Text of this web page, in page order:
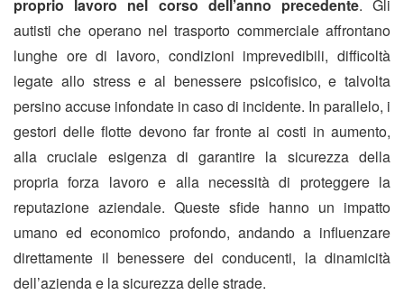
proprio lavoro nel corso dell’anno precedente. Gli
autisti che operano nel trasporto commerciale affrontano
lunghe ore di lavoro, condizioni imprevedibili, difficoltà
legate allo stress e al benessere psicofisico, e talvolta
persino accuse infondate in caso di incidente. In parallelo, i
gestori delle flotte devono far fronte ai costi in aumento,
alla cruciale esigenza di garantire la sicurezza della
propria forza lavoro e alla necessità di proteggere la
reputazione aziendale. Queste sfide hanno un impatto
umano ed economico profondo, andando a influenzare
direttamente il benessere dei conducenti, la dinamicità
dell’azienda e la sicurezza delle strade.